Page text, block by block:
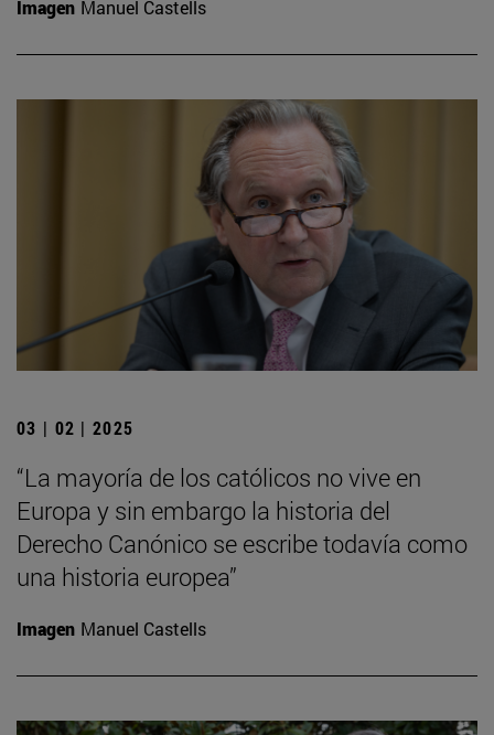
Imagen Manuel Castells
03 | 02 | 2025
“La mayoría de los católicos no vive en
Europa y sin embargo la historia del
Derecho Canónico se escribe todavía como
una historia europea”
Imagen Manuel Castells